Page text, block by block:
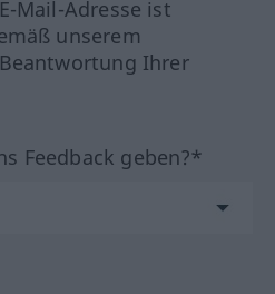
Mail-Adresse ist
unserem
Ihrer
Feedback geben?*